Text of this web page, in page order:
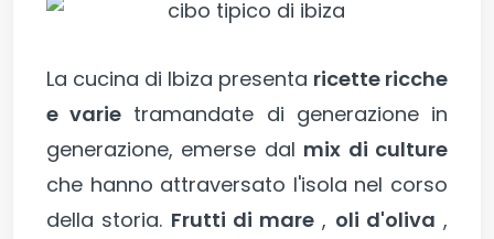
La cucina di Ibiza presenta ricette ricche
e varie tramandate di generazione in
generazione, emerse dal mix di culture
che hanno attraversato l'isola nel corso
della storia. Frutti di mare , oli d'oliva ,